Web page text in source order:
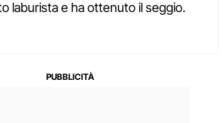
laburista e ha ottenuto il seggio.